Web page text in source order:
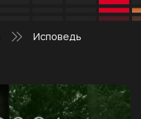
Исповедь